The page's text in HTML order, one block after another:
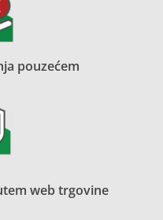
pouzećem
web trgovine